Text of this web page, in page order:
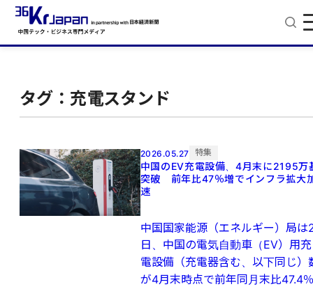
タグ：充電スタンド
2026.05.27 特集
中国のEV充電設備、4月末に2195万
突破 前年比47％増でインフラ拡大
速
中国国家能源（エネルギー）局は
日、中国の電気自動車（EV）用充
電設備（充電器含む、以下同じ）
が4月末時点で前年同月末比47.4